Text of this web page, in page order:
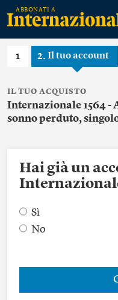
1 2 Il tuo account
IL TUO ACQUISTO
Internazionale 1564 -
sonno perduto,
Hai già un
Sì
No